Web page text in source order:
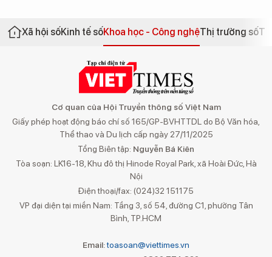
Xã hội sốKinh tế sốKhoa học - Công nghệThị trường số
Cơ quan của Hội Truyền thông số Việt Nam
Giấy phép hoạt động báo chí số 165/GP-BVHTTDL do Bộ Văn hóa,
Thể thao và Du lịch cấp ngày 27/11/2025
Tổng Biên tập: Nguyễn Bá Kiên
Tòa soạn: LK16-18, Khu đô thị Hinode Royal Park, xã Hoài Đức, Hà
Nội
Điện thoại/fax: (024)32 151175
VP đại diện tại miền Nam: Tầng 3, số 54, đường C1, phường Tân
Bình, TP.HCM
Email:toasoan@viettimes.vn